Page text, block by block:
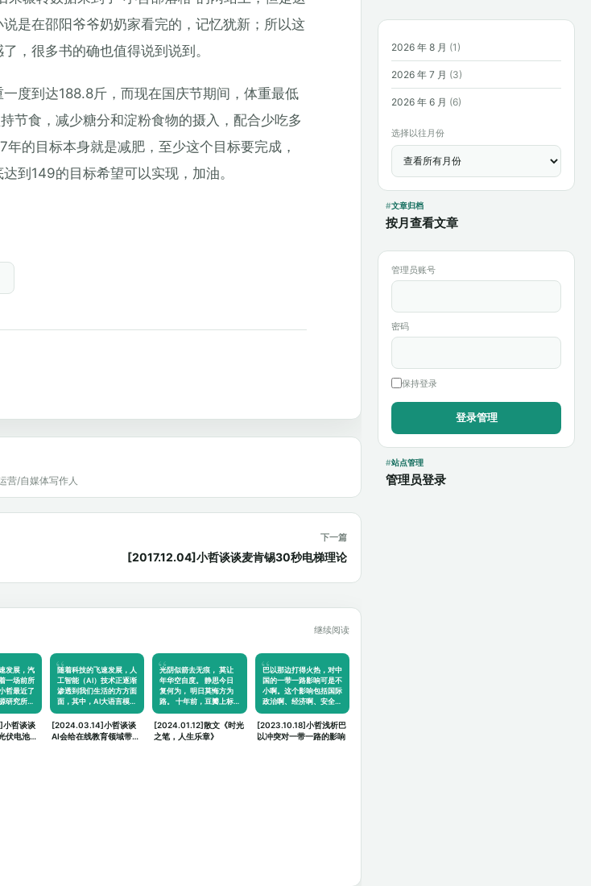
2026 年 8 月 (1)
2026 年 7 月 (3)
2026 年 6 月 (6)
选择以往月份
文章归档
按月查看文章
管理员账号
密码
保持登录
站点管理
管理员登录
是在邵阳爷爷奶奶家看完的，记忆犹新；所以这
，很多书的确也值得说到说到。
度到达188.8斤，而现在国庆节期间，体重最低
节食，减少糖分和淀粉食物的摄入，配合少吃多
的目标本身就是减肥，至少这个目标要完成，
到149的目标希望可以实现，加油。
营/自媒体写作人
下一篇
[2017.12.04]小哲谈谈麦肯锡30秒电梯理论
继续阅读
发展，汽
一场前所
哲最近了
研究所…
哲谈谈
伏电池对
随着科技的飞速发展，人
工智能（AI）技术正逐渐
渗透到我们生活的方方面
面，其中，AI大语言模…
[2024.03.14]小哲谈谈
AI会给在线教育领域带来
光阴似箭去无痕， 莫让
年华空自度。 静思今日
复何为， 明日莫悔方为
路。 十年前，豆瓣上标
[2024.01.12]散文《时光
之笔，人生乐章》
巴以那边打得火热，对中
国的一带一路影响可是不
小啊。这个影响包括国际
政治啊、经济啊、安全…
[2023.10.18]小哲浅析巴
以冲突对一带一路的影响